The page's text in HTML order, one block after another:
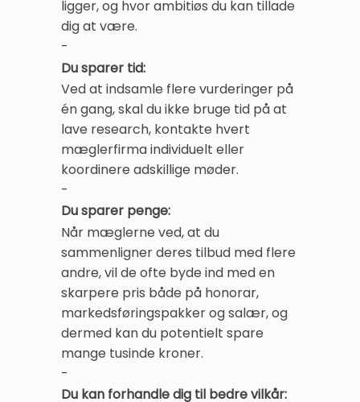
ligger, og hvor ambitiøs du kan tillade
dig at være.
-
Du sparer tid:
Ved at indsamle flere vurderinger på
én gang, skal du ikke bruge tid på at
lave research, kontakte hvert
mæglerfirma individuelt eller
koordinere adskillige møder.
-
Du sparer penge:
Når mæglerne ved, at du
sammenligner deres tilbud med flere
andre, vil de ofte byde ind med en
skarpere pris både på honorar,
markedsføringspakker og salær, og
dermed kan du potentielt spare
mange tusinde kroner.
-
Du kan forhandle dig til bedre vilkår: